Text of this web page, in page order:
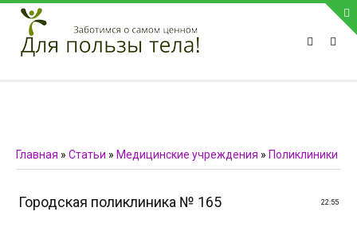
ПРИВЕТСТВУЕМ НА НАШЕМ САЙТЕ
Блок скоро обновится
Телефон:
Главная » Статьи » Медицинские учреждения » Поликлиники
22:55
Городская поликлиника № 165